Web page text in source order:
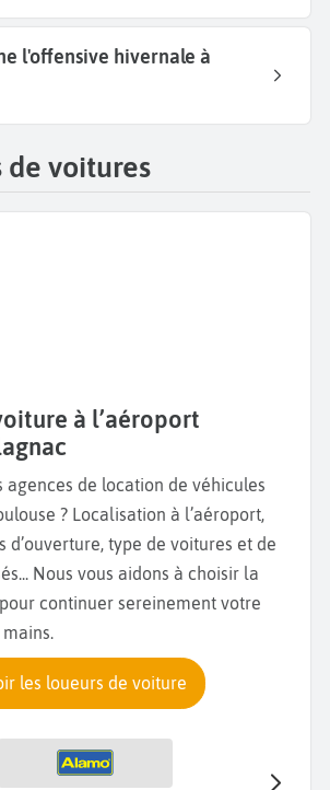
l'offensive hivernale à
de voitures
à l’aéroport
agences de location de véhicules
? Localisation à l’aéroport,
d’ouverture, type de voitures et de
Nous vous aidons à choisir la
continuer sereinement votre
les loueurs de voiture